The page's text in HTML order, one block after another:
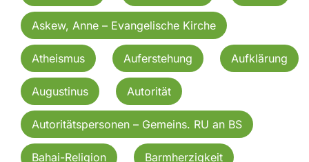
Askew, Anne – Evangelische Kirche
Atheismus Auferstehung Aufklärung
Augustinus Autorität
Autoritätspersonen – Gemeins. RU an BS
Bahai-Religion Barmherzigkeit